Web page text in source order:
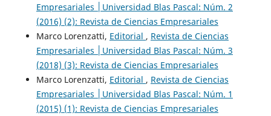
Empresariales │Universidad Blas Pascal: Núm. 2
(2016) (2): Revista de Ciencias Empresariales
Marco Lorenzatti, Editorial , Revista de Ciencias
Empresariales │Universidad Blas Pascal: Núm. 3
(2018) (3): Revista de Ciencias Empresariales
Marco Lorenzatti, Editorial , Revista de Ciencias
Empresariales │Universidad Blas Pascal: Núm. 1
(2015) (1): Revista de Ciencias Empresariales